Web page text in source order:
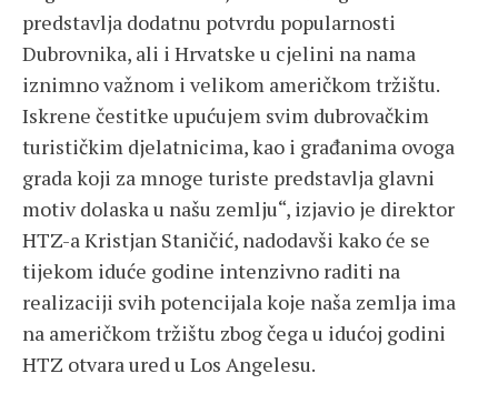
predstavlja dodatnu potvrdu popularnosti
Dubrovnika, ali i Hrvatske u cjelini na nama
iznimno važnom i velikom američkom tržištu.
Iskrene čestitke upućujem svim dubrovačkim
turističkim djelatnicima, kao i građanima ovoga
grada koji za mnoge turiste predstavlja glavni
motiv dolaska u našu zemlju“, izjavio je direktor
HTZ-a Kristjan Staničić, nadodavši kako će se
tijekom iduće godine intenzivno raditi na
realizaciji svih potencijala koje naša zemlja ima
na američkom tržištu zbog čega u idućoj godini
HTZ otvara ured u Los Angelesu.